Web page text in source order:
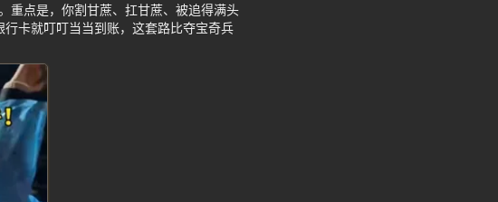
重点是，你割甘蔗、扛甘蔗、被追得满头
卡就叮叮当当到账，这套路比夺宝奇兵